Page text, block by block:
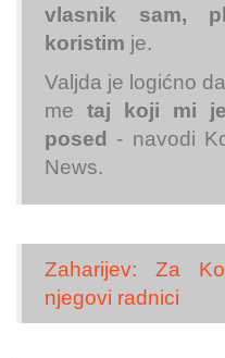
vlasnik sam,
koristim je.
Valjda je logićno
me taj koji mi
posed
- navodi
News.
Zaharijev: Za
njegovi radnici